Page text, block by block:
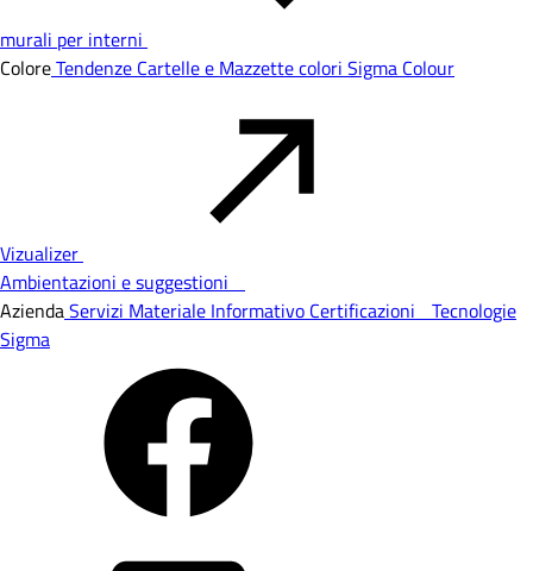
murali per interni
ColoreTendenze Cartelle e Mazzette colori Sigma Colour
Vizualizer
Ambientazioni e suggestioni
AziendaServizi Materiale Informativo Certificazioni Tecnologie
Sigma